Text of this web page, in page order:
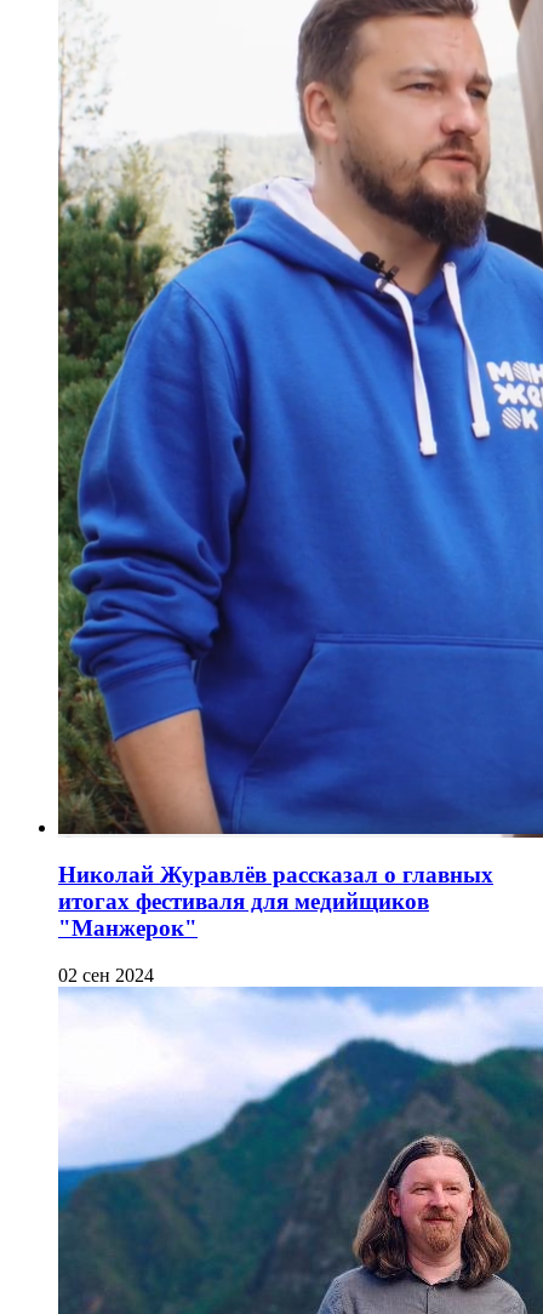
Николай Журавлёв рассказал о главных
итогах фестиваля для медийщиков
"Манжерок"
02 сен 2024